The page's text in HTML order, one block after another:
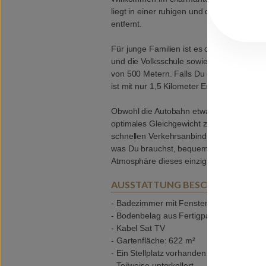
liegt in einer ruhigen und dennoch sehr
entfernt.
Für junge Familien ist es der ideale
und die Volksschule sowie die
von 500 Metern. Falls Du oder Deine
ist mit nur 1,5 Kilometer Entfernung
Obwohl die Autobahn etwa 36 Kilometer
optimales Gleichgewicht zwischen Ruhe
schnellen Verkehrsanbindungen. Hier
was Du brauchst, bequem erreichen.
Atmosphäre dieses einzigartigen
AUSSTATTUNG BESCHREIBUNG
- Badezimmer mit Fenster und Dusche
- Bodenbelag aus Fertigparkett und
- Kabel Sat TV
- Gartenfläche: 622 m²
- Ein Stellplatz vorhanden